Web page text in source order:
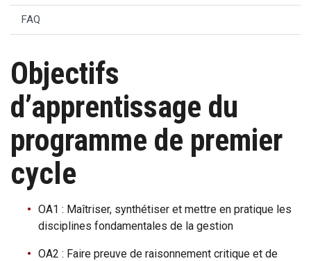
FAQ
Objectifs
d’apprentissage du
programme de premier
cycle
OA1 : Maîtriser, synthétiser et mettre en pratique les
disciplines fondamentales de la gestion
OA2 : Faire preuve de raisonnement critique et de